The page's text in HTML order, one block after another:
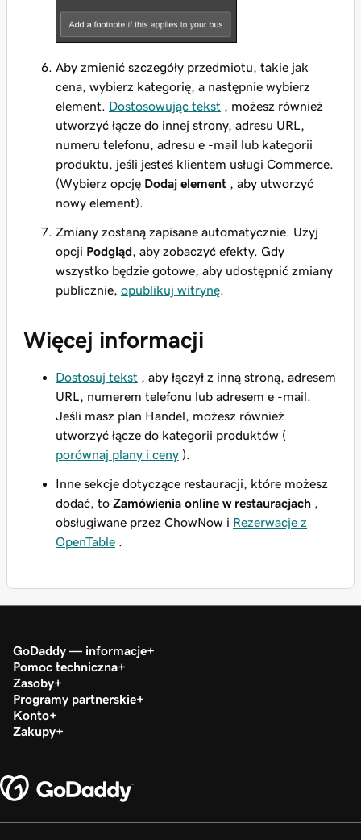
Aby zmienić szczegóły przedmiotu, takie jak
cena, wybierz kategorię, a następnie wybierz
element. Dostosowując tekst , możesz również
utworzyć łącze do innej strony, adresu URL,
numeru telefonu, adresu e -mail lub kategorii
produktu, jeśli jesteś klientem usługi Commerce.
(Wybierz opcję Dodaj element , aby utworzyć
nowy element).
Zmiany zostaną zapisane automatycznie. Użyj
opcji Podgląd, aby zobaczyć efekty. Gdy
wszystko będzie gotowe, aby udostępnić zmiany
publicznie, opublikuj witrynę.
Więcej informacji
Dostosuj tekst , aby łączył z inną stroną, adresem
URL, numerem telefonu lub adresem e -mail.
Jeśli masz plan Handel, możesz również
utworzyć łącze do kategorii produktów (
porównaj plany i ceny ).
Inne sekcje dotyczące restauracji, które możesz
dodać, to Zamówienia online w restauracjach ,
obsługiwane przez ChowNow i Rezerwacje z
OpenTable .
GoDaddy — informacje
Pomoc techniczna
Zasoby
Programy partnerskie
Konto
Zakupy